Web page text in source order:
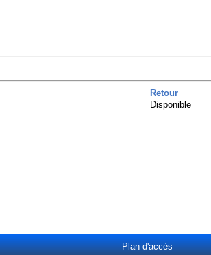
Retour
Disponible
Plan d'accès